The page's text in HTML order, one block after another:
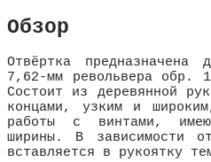
Обзор
Отвёртка
7,62-мм револьвера обр.
Состоит из деревянной
концами, узким и
работы с винтами,
ширины. В зависимости
вставляется в рукоятку